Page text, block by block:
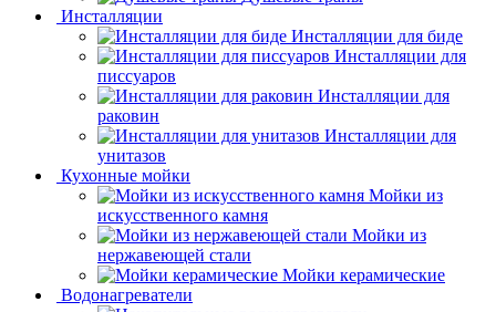
Инсталляции
Инсталляции для биде
Инсталляции для
писсуаров
Инсталляции для
раковин
Инсталляции для
унитазов
Кухонные мойки
Мойки из
искусственного камня
Мойки из
нержавеющей стали
Мойки керамические
Водонагреватели